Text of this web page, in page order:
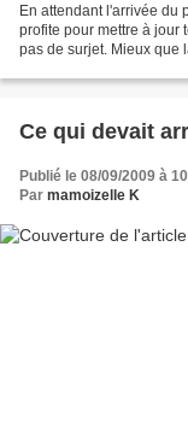
En attendant l'arrivée du
profite pour mettre à jour
pas de surjet. Mieux que
Ce qui devait
Publié le 08/09/2009 à
Par mamoizelle K